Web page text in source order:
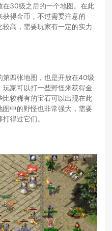
在30级之后的一个地图。在此
得金币，不过需要注意的
高，需要玩家有一定的实力
第四张地图，也是开放在40级
家可以打一些野怪来获得金
较稀有的宝石可以出现在此
中的野怪也非常强大，需要
得过它们。